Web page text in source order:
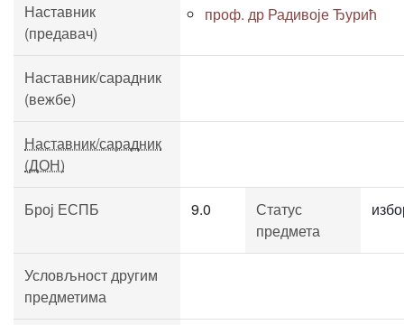
Наставник
(предавач)
проф. др Радивоје Ђурић
Наставник/сарадник
(вежбе)
Наставник/сарадник
(ДОН)
Број ЕСПБ 9.0
Статус
предмета
Условљност другим
предметима